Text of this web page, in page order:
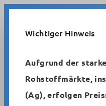
Metrofunk
Wichtiger Hinweis
Aufgrund der
Rohstoffmärkte,
(Ag), erfolgen